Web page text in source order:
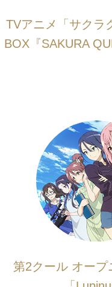
TVアニメ「サクラ
BOX『SAKURA
第2クール オープ